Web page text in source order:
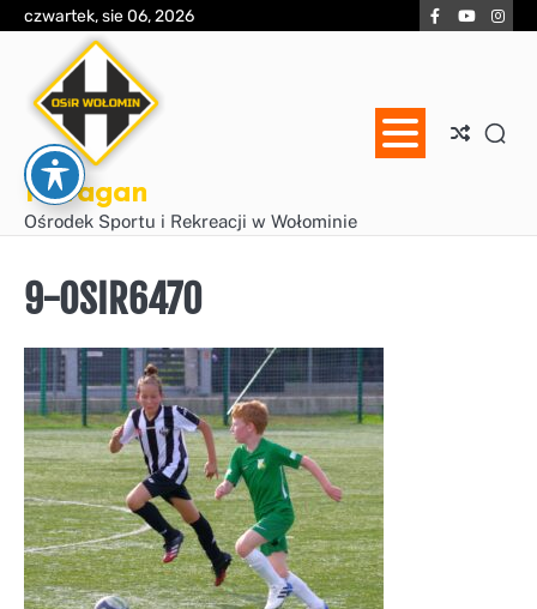
Skip
content
czwartek, sie 06, 2026 Facebook
YouTube
Huragan
Ośrodek Sportu i Rekreacji w Wołominie
9-OSIR6470